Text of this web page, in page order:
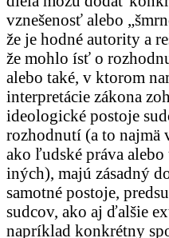
vznešenosť alebo
že je hodné autority a
že mohlo ísť o
alebo také, v ktorom
interpretácie zákona
ideologické postoje
rozhodnutí (a to najmä
ako ľudské práva
iných), majú zásadný
samotné postoje,
sudcov, ako aj ďalšie
napríklad konkrétny